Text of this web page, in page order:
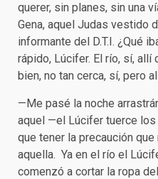
querer, sin planes, sin una
Gena, aquel Judas vestido
informante del D.T.I. ¿Qué
rápido, Lúcifer. El río, sí, allí
bien, no tan cerca, sí, pero
—Me pasé la noche
aquel —el Lúcifer tuerce
que tener la precaución
aquella. Ya en el río el
comenzó a cortar la ropa